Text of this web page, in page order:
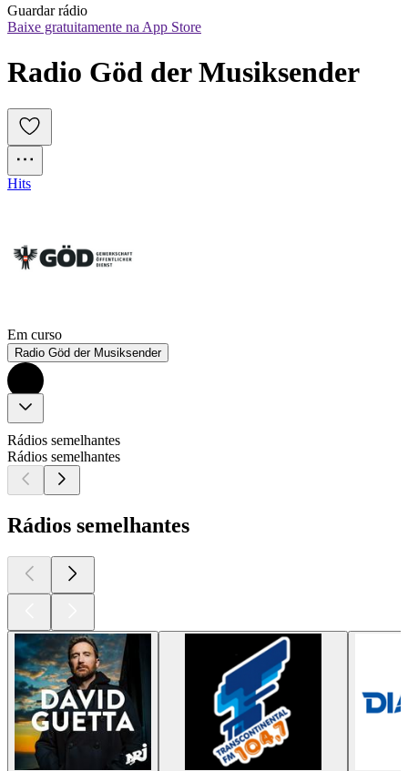
Guardar rádio
Baixe gratuitamente na App Store
Radio Göd der Musiksender
Hits
Em curso
Radio Göd der Musiksender
Rádios semelhantes
Rádios semelhantes
Rádios semelhantes